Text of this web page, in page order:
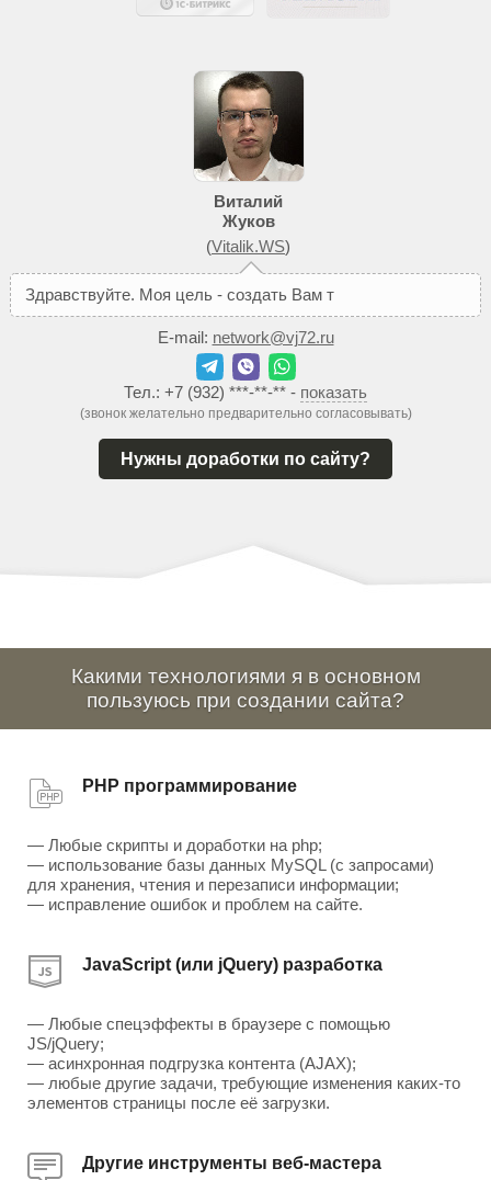
Виталий
Жуков
(Vitalik.WS)
Здравствуйте. Моя цель - создать Вам та
E-mail: network@vj72.ru
Тел.: +7 (932) ***-**-** - показать
(звонок желательно предварительно согласовывать)
Нужны доработки по сайту?
Какими технологиями я в основном
пользуюсь при создании сайта?
PHP программирование
— Любые скрипты и доработки на php;
— использование базы данных MySQL (с запросами)
для хранения, чтения и перезаписи информации;
— исправление ошибок и проблем на сайте.
JavaScript (или jQuery) разработка
— Любые спецэффекты в браузере с помощью
JS/jQuery;
— асинхронная подгрузка контента (AJAX);
— любые другие задачи, требующие изменения каких-то
элементов страницы после её загрузки.
Другие инструменты веб-мастера